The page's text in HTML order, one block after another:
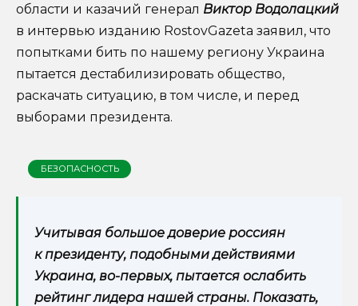
области и казачий генерал Виктор Водолацкий
в интервью изданию RostovGazeta заявил, что
попытками бить по нашему региону Украина
пытается дестабилизировать общество,
раскачать ситуацию, в том числе, и перед
выборами президента.
БЕЗОПАСНОСТЬ
Учитывая большое доверие россиян
к президенту, подобными действиями
Украина, во-первых, пытается ослабить
рейтинг лидера нашей страны. Показать,